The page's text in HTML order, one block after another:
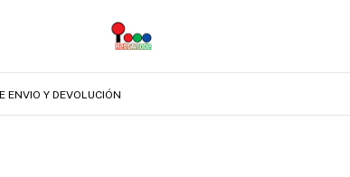
ENVIO Y DEVOLUCIÓN